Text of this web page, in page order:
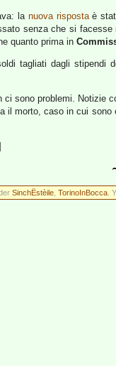
la nuova rispostaè
senza che si
quanto prima in
tagliati dagli stipendi
sono problemi.
il morto, caso in cui
SinchËstèile, TorinoInBocca.